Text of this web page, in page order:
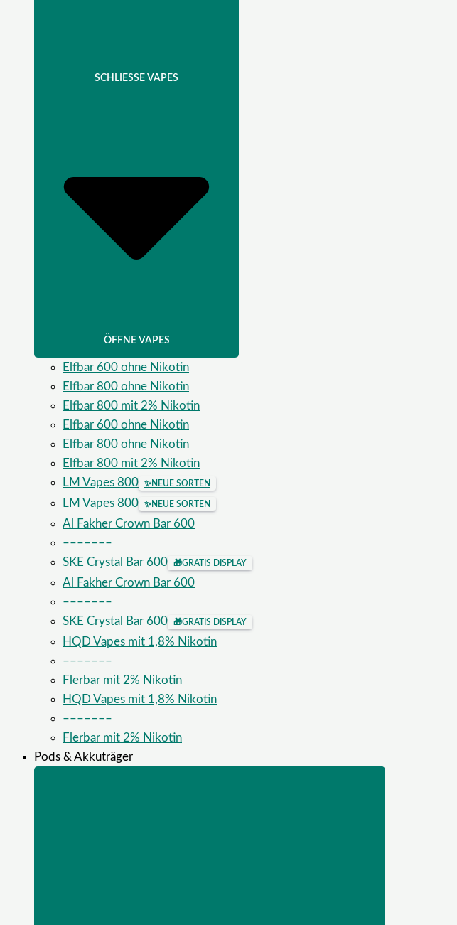
SCHLIESSE VAPES
ÖFFNE VAPES
Elfbar 600 ohne Nikotin
Elfbar 800 ohne Nikotin
Elfbar 800 mit 2% Nikotin
Elfbar 600 ohne Nikotin
Elfbar 800 ohne Nikotin
Elfbar 800 mit 2% Nikotin
LM Vapes 800
✨NEUE SORTEN
LM Vapes 800 ✨NEUE SORTEN
Al Fakher Crown Bar 600
–––––––
SKE Crystal Bar 600
🎁GRATIS DISPLAY
Al Fakher Crown Bar 600
–––––––
SKE Crystal Bar 600
🎁GRATIS DISPLAY
HQD Vapes mit 1,8% Nikotin
–––––––
Flerbar mit 2% Nikotin
HQD Vapes mit 1,8% Nikotin
–––––––
Flerbar mit 2% Nikotin
Pods & Akkuträger